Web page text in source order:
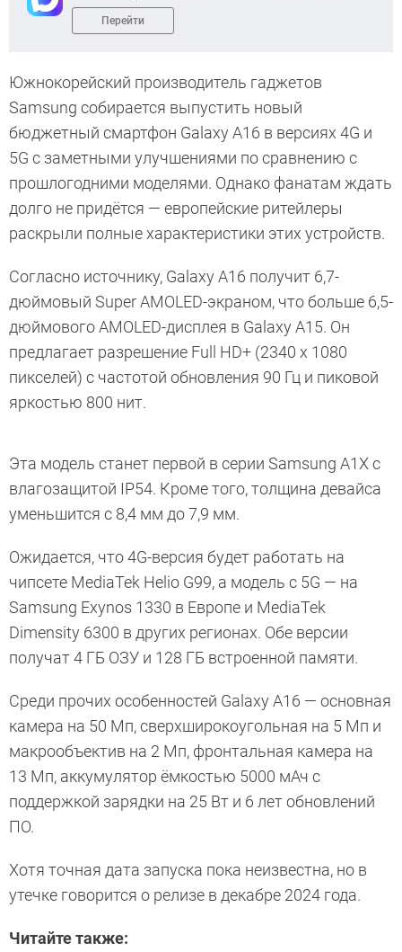
Перейти
Южнокорейский производитель гаджетов
Samsung собирается выпустить новый
бюджетный смартфон Galaxy A16 в версиях 4G и
5G с заметными улучшениями по сравнению с
прошлогодними моделями. Однако фанатам ждать
долго не придётся — европейские ритейлеры
раскрыли полные характеристики этих устройств.
Согласно источнику, Galaxy A16 получит 6,7-
дюймовый Super AMOLED-экраном, что больше 6,5-
дюймового AMOLED-дисплея в Galaxy A15. Он
предлагает разрешение Full HD+ (2340 x 1080
пикселей) с частотой обновления 90 Гц и пиковой
яркостью 800 нит.
Эта модель станет первой в серии Samsung A1X с
влагозащитой IP54. Кроме того, толщина девайса
уменьшится с 8,4 мм до 7,9 мм.
Ожидается, что 4G-версия будет работать на
чипсете MediaTek Helio G99, а модель с 5G — на
Samsung Exynos 1330 в Европе и MediaTek
Dimensity 6300 в других регионах. Обе версии
получат 4 ГБ ОЗУ и 128 ГБ встроенной памяти.
Среди прочих особенностей Galaxy A16 — основная
камера на 50 Мп, сверхширокоугольная на 5 Мп и
макрообъектив на 2 Мп, фронтальная камера на
13 Мп, аккумулятор ёмкостью 5000 мАч с
поддержкой зарядки на 25 Вт и 6 лет обновлений
ПО.
Хотя точная дата запуска пока неизвестна, но в
утечке говорится о релизе в декабре 2024 года.
Читайте также: